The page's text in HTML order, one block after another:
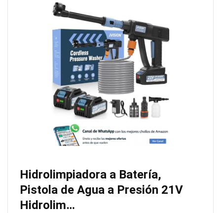
Hidrolimpiadora a Batería,
Pistola de Agua a Presión 21V
Hidrolim…